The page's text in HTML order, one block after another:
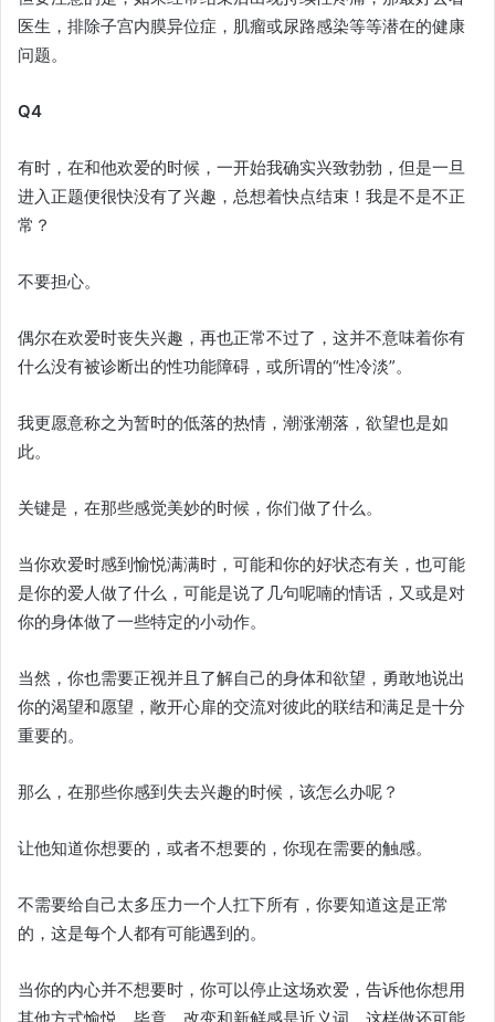
医生，排除子宫内膜异位症，肌瘤或尿路感染等等潜在的健康
问题。
Q4
有时，在和他欢爱的时候，一开始我确实兴致勃勃，但是一旦
进入正题便很快没有了兴趣，总想着快点结束！我是不是不正
常？
不要担心。
偶尔在欢爱时丧失兴趣，再也正常不过了，这并不意味着你有
什么没有被诊断出的性功能障碍，或所谓的“性冷淡”。
我更愿意称之为暂时的低落的热情，潮涨潮落，欲望也是如
此。
关键是，在那些感觉美妙的时候，你们做了什么。
当你欢爱时感到愉悦满满时，可能和你的好状态有关，也可能
是你的爱人做了什么，可能是说了几句呢喃的情话，又或是对
你的身体做了一些特定的小动作。
当然，你也需要正视并且了解自己的身体和欲望，勇敢地说出
你的渴望和愿望，敞开心扉的交流对彼此的联结和满足是十分
重要的。
那么，在那些你感到失去兴趣的时候，该怎么办呢？
让他知道你想要的，或者不想要的，你现在需要的触感。
不需要给自己太多压力一个人扛下所有，你要知道这是正常
的，这是每个人都有可能遇到的。
当你的内心并不想要时，你可以停止这场欢爱，告诉他你想用